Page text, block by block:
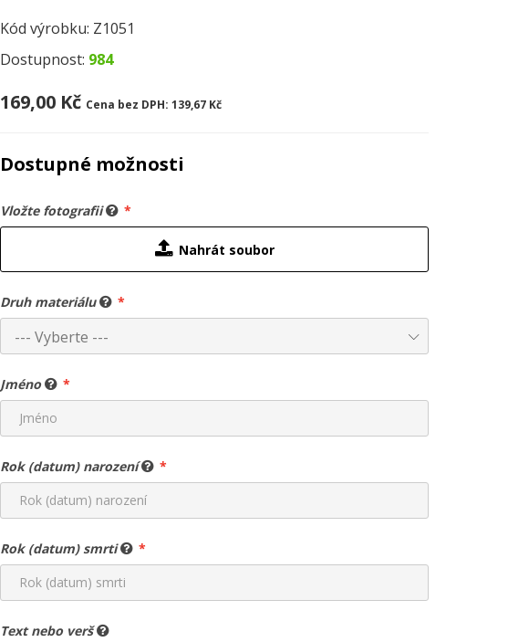
Kód výrobku: Z1051
Dostupnost: 984
169,00 Kč Cena bez DPH: 139,67 Kč
Dostupné možnosti
Vložte fotografii
Nahrát soubor
Druh materiálu
--- Vyberte ---
Jméno
Rok (datum) narození
Rok (datum) smrti
Text nebo verš